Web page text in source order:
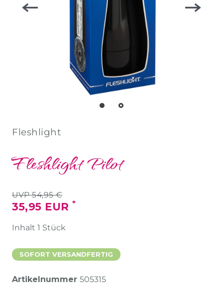
Fleshlight
Fleshlight Pilot
UVP 54,95 €
35,95 EUR *
Inhalt 1 Stück
SOFORT VERSANDFERTIG
Artikelnummer 505315